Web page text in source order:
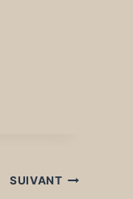
SUIVANT